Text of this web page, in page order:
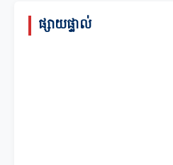
ផ្សាយផ្ទាល់